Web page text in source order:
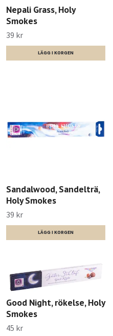
Nepali Grass, Holy
Smokes
39 kr
Sandalwood, Sandelträ,
Holy Smokes
39 kr
Good Night, rökelse, Holy
Smokes
45 kr